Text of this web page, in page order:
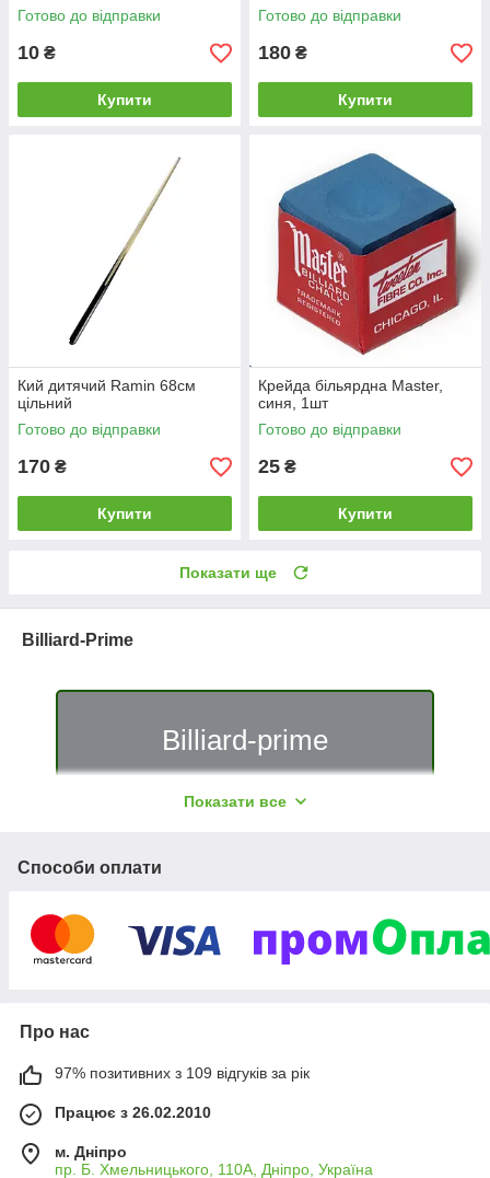
Готово до відправки
10 ₴
Купити
Готово до відправки
180 ₴
Купити
Кий дитячий Ramin 68см
цільний
Готово до відправки
170 ₴
Купити
Крейда більярдна Master,
синя, 1шт
Готово до відправки
25 ₴
Купити
Показати ще
Billiard-Prime
Billiard-prime
виробників Бельгії, Італії, Китаю,
України. Все це та багато іншого Ви
ТМ «Billiard-prime» є офіційним імпортером більярдних
Показати все
Способи оплати
Про нас
97% позитивних з 109 відгуків за рік
Працює з 26.02.2010
м. Дніпро
пр. Б. Хмельницького, 110А, Дніпро, Україна